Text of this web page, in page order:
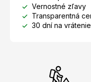
Vernostné zľavy
Transparentná
30 dní na vrátenie